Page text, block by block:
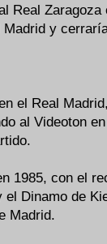
Real Zaragoza
y
el Real
al Videoton en
1985, con el
Dinamo de
Madrid.